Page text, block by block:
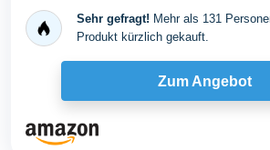
Strombetrieben...
Sehr gefragt! Mehr als 131
Produkt kürzlich gekauft.
Zum Angebot